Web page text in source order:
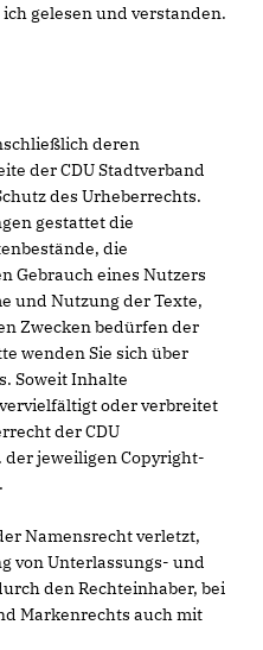
ich gelesen und verstanden.
deren
der CDU Stadtverband
des Urheberrechts.
gestattet die
die
Gebrauch eines Nutzers
und Nutzung der Texte,
Zwecken bedürfen der
wenden Sie sich über
Soweit Inhalte
oder verbreitet
der CDU
der jeweiligen Copyright-
Namensrecht verletzt,
von Unterlassungs- und
den Rechteinhaber, bei
Markenrechts auch mit